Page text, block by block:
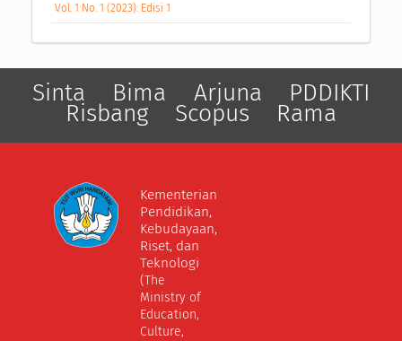
Vol. 1 No. 1 (2023): Edisi 1
Sinta Bima Arjuna PDDIKTI
Risbang Scopus Rama
Kementerian
Pendidikan,
Kebudayaan,
Riset, dan
Teknologi
(The
Ministry of
Education,
Culture,